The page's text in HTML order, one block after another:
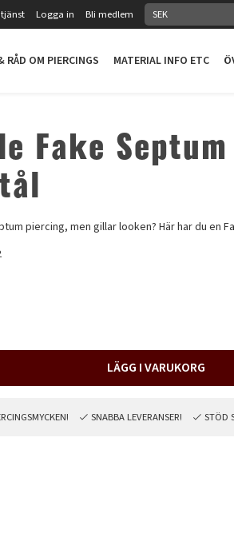
Logga in Bli medlem
RÅD OM PIERCINGS MATERIAL INFO ETC
Fake
piercing, men gillar looken? Här har du en
LÄGG I VARUKORG
SNABBA LEVERANSER! STÖD